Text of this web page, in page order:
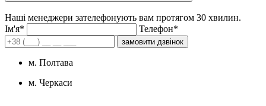
Наші менеджери зателефонують вам протягом 30 хвилин.
Iм'я*
Телефон*
замовити дзвінок
м. Полтава
м. Черкаси